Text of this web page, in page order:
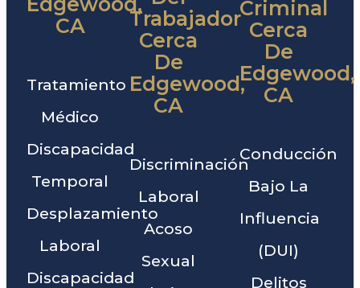
CA
Tratamiento
Médico
Discapacidad
Temporal
Desplazamiento
Laboral
Discapacidad
Trabajador
Cerca
De
Edgewood,
CA
Discriminación
Laboral
Acoso
Sexual
Criminal
Cerca
De
Edgewood,
CA
Conducción
Bajo La
Influencia
(DUI)
Delitos